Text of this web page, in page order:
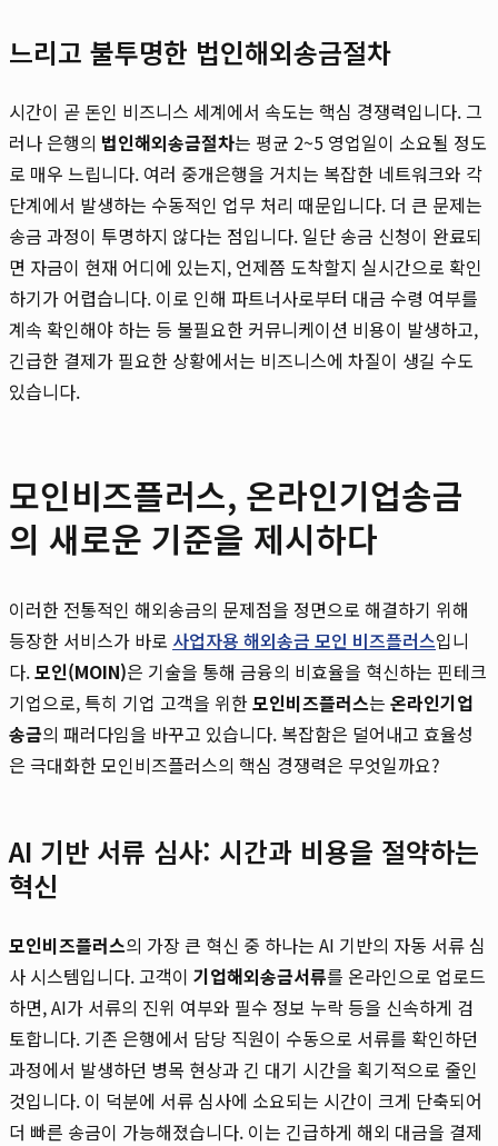
느리고 불투명한 법인해외송금절차
시간이 곧 돈인 비즈니스 세계에서 속도는 핵심 경쟁력입니다. 그
러나 은행의 법인해외송금절차는 평균 2~5 영업일이 소요될 정도
로 매우 느립니다. 여러 중개은행을 거치는 복잡한 네트워크와 각
단계에서 발생하는 수동적인 업무 처리 때문입니다. 더 큰 문제는
송금 과정이 투명하지 않다는 점입니다. 일단 송금 신청이 완료되
면 자금이 현재 어디에 있는지, 언제쯤 도착할지 실시간으로 확인
하기가 어렵습니다. 이로 인해 파트너사로부터 대금 수령 여부를
계속 확인해야 하는 등 불필요한 커뮤니케이션 비용이 발생하고,
긴급한 결제가 필요한 상황에서는 비즈니스에 차질이 생길 수도
있습니다.
모인비즈플러스, 온라인기업송금
의 새로운 기준을 제시하다
이러한 전통적인 해외송금의 문제점을 정면으로 해결하기 위해
등장한 서비스가 바로 사업자용 해외송금 모인 비즈플러스입니
다.모인(MOIN)은 기술을 통해 금융의 비효율을 혁신하는 핀테크
기업으로, 특히 기업 고객을 위한모인비즈플러스는 온라인기업
송금의 패러다임을 바꾸고 있습니다. 복잡함은 덜어내고 효율성
은 극대화한 모인비즈플러스의 핵심 경쟁력은 무엇일까요?
AI 기반 서류 심사: 시간과 비용을 절약하는
혁신
모인비즈플러스의 가장 큰 혁신 중 하나는 AI 기반의 자동 서류 심
사 시스템입니다. 고객이 기업해외송금서류를 온라인으로 업로드
하면, AI가 서류의 진위 여부와 필수 정보 누락 등을 신속하게 검
토합니다. 기존 은행에서 담당 직원이 수동으로 서류를 확인하던
과정에서 발생하던 병목 현상과 긴 대기 시간을 획기적으로 줄인
것입니다. 이 덕분에 서류 심사에 소요되는 시간이 크게 단축되어
더 빠른 송금이 가능해졌습니다. 이는 긴급하게 해외 대금을 결제